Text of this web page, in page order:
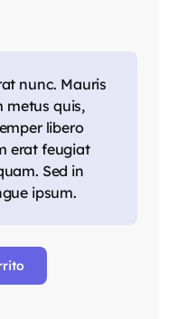
nunc. Mauris
metus quis,
libero
erat feugiat
Sed in
ipsum.